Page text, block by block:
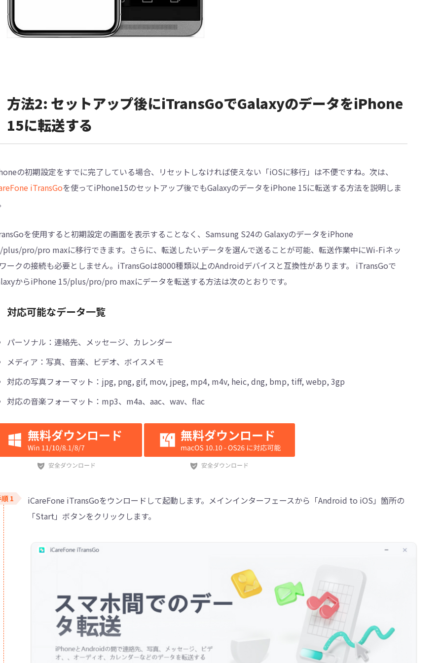
方法2: セットアップ後にiTransGoでGalaxyのデータをiPhone
15に転送する
の初期設定をすでに完了している場合、リセットしなければ使えない「iOSに移行」は不便ですね。次は、
iTransGoを使ってiPhone15のセットアップ後でもGalaxyのデータをiPhone 15に転送する方法を説明しま
を使用すると初期設定の画面を表示することなく、Samsung S24の GalaxyのデータをiPhone
plus/pro/pro maxに移行できます。さらに、転送したいデータを選んで送ることが可能、転送作業中にWi-Fiネッ
ークの接続も必要としません。iTransGoは8000種類以上のAndroidデバイスと互換性があります。 iTransGoで
からiPhone 15/plus/pro/pro maxにデータを転送する方法は次のとおりです。
対応可能なデータ一覧
パーソナル：連絡先、メッセージ、カレンダー
メディア：写真、音楽、ビデオ、ボイスメモ
対応の写真フォーマット：jpg, png, gif, mov, jpeg, mp4, m4v, heic, dng, bmp, tiff, webp, 3gp
対応の音楽フォーマット：mp3、m4a、aac、wav、flac
iCareFone iTransGoをウンロードして起動します。メインインターフェースから「Android to iOS」箇所の
「Start」ボタンをクリックします。